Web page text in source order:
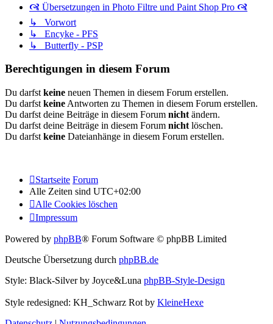
🙧 Übersetzungen in Photo Filtre und Paint Shop Pro 🙧
↳ Vorwort
↳ Encyke - PFS
↳ Butterfly - PSP
Berechtigungen in diesem Forum
Du darfst keine neuen Themen in diesem Forum erstellen.
Du darfst keine Antworten zu Themen in diesem Forum erstellen.
Du darfst deine Beiträge in diesem Forum nicht ändern.
Du darfst deine Beiträge in diesem Forum nicht löschen.
Du darfst keine Dateianhänge in diesem Forum erstellen.
Startseite Forum
Alle Zeiten sind UTC+02:00
Alle Cookies löschen
Impressum
Powered by phpBB® Forum Software © phpBB Limited
Deutsche Übersetzung durch phpBB.de
Style: Black-Silver by Joyce&Luna phpBB-Style-Design
Style redesigned: KH_Schwarz Rot by KleineHexe